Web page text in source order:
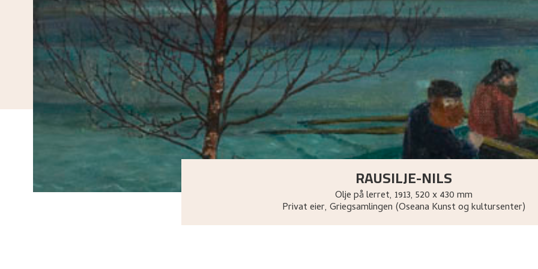
RAUSILJE-NILS
Olje på lerret, 1913, 520 x 430 mm
Privat eier, Griegsamlingen (Oseana Kunst og kultursenter)